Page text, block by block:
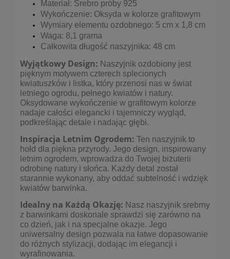
Materiał: Srebro próby 925
Wykończenie: Oksyda w kolorze grafitowym
Wymiary elementu ozdobnego: 5 cm x 1,8 cm
Waga: 8,1 grama
Całkowita długość naszyjnika: 48 cm
Wyjątkowy Design: Naszyjnik ozdobiony jest
pięknym motywem czterech splecionych
kwiatuszków i listka, który przenosi nas w świat
letniego ogrodu, pełnego kwiatów i natury.
Oksydowane wykończenie w grafitowym kolorze
nadaje całości elegancki i tajemniczy wygląd,
podkreślając detale i nadając głębi.
Inspiracja Letnim Ogrodem: Ten naszyjnik to
hołd dla piękna przyrody. Jego design, inspirowany
letnim ogrodem, wprowadza do Twojej biżuterii
odrobinę natury i słońca. Każdy detal został
starannie wykonany, aby oddać subtelność i wdzięk
kwiatów barwinka.
Idealny na Każdą Okazję: Nasz naszyjnik srebrny
z barwinkami doskonale sprawdzi się zarówno na
co dzień, jak i na specjalne okazje. Jego
uniwersalny design pozwala na łatwe dopasowanie
do różnych stylizacji, dodając im elegancji i
wyrafinowania.